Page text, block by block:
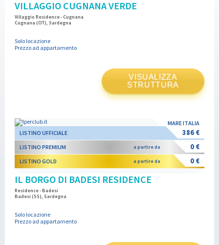
VILLAGGIO CUGNANA VERDE
Villaggio Residence - Cugnana
Cugnana (OT), Sardegna
Solo locazione
Prezzo ad appartamento
VISUALIZZA
STRUTTURA
MARE ITALIA
LISTINO UFFICIALE
386 €
LISTINO PREMIUM a partire da 0 €
LISTINO GOLD a partire da 0 €
IL BORGO DI BADESI RESIDENCE
Residence - Badesi
Badesi (SS), Sardegna
Solo locazione
Prezzo ad appartamento